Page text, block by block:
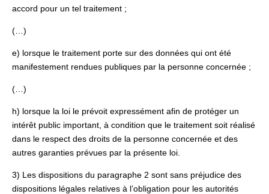
accord pour un tel traitement ;
(…)
e) lorsque le traitement porte sur des données qui ont été
manifestement rendues publiques par la personne concernée ;
(…)
h) lorsque la loi le prévoit expressément afin de protéger un
intérêt public important, à condition que le traitement soit réalisé
dans le respect des droits de la personne concernée et des
autres garanties prévues par la présente loi.
3) Les dispositions du paragraphe 2 sont sans préjudice des
dispositions légales relatives à l’obligation pour les autorités